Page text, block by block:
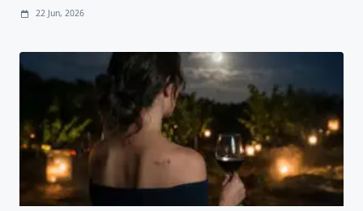
22 Jun, 2026